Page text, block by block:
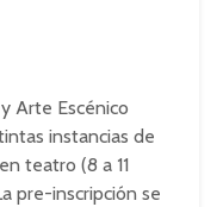
Arte Escénico
instancias de
teatro (8 a 11
pre-inscripción se